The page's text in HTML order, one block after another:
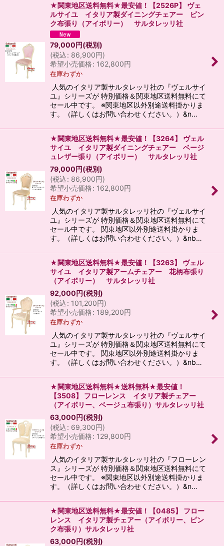
★関東地区送料無料★最安値！【2526P】 ヴェ
ルサイユ イタリア製ダイニングチェアー ピン
ク布張り（アイボリー） サルタレッリ社
79,000円(税別)
(税込: 86,900円)
希望小売価格: 162,800円
在庫わずか
人気のイタリア製サルタレッリ社の『ヴェルサイ
ユ』シリーズが 特別価格＆関東地区送料無料にて
セール中です。 ※関東地区以外別途送料掛かりま
す。（詳しくはお問い合わせください。）&n…
★関東地区送料無料★最安値！【3264】 ヴェル
サイユ イタリア製ダイニングチェアー ベージ
ュレザー張り（アイボリー） サルタレッリ社
79,000円(税別)
(税込: 86,900円)
希望小売価格: 162,800円
在庫わずか
人気のイタリア製サルタレッリ社の『ヴェルサイ
ユ』シリーズが 特別価格＆関東地区送料無料にて
セール中です。 関東地区以外別途送料掛かりま
す。（詳しくはお問い合わせください。）&nb…
★関東地区送料無料★最安値！【3263】 ヴェル
サイユ イタリア製アームチェアー 花柄布張り
（アイボリー） サルタレッリ社
92,000円(税別)
(税込: 101,200円)
希望小売価格: 189,200円
在庫わずか
人気のイタリア製サルタレッリ社の『ヴェルサイ
ユ』シリーズが 特別価格＆関東地区送料無料にて
セール中です。 関東地区以外別途送料掛かりま
す。（詳しくはお問い合わせください。）&nb…
★関東地区送料無料★送料無料★最安値！
【3508】 フローレンス イタリア製チェアー
（アイボリー、ベージュ布張り）サルタレッリ社
63,000円(税別)
(税込: 69,300円)
希望小売価格: 129,800円
在庫わずか
人気のイタリア製サルタレッリ社の『フローレン
ス』シリーズが 特別価格＆関東地区送料無料にて
セール中です。 ※関東地区以外別途送料掛かりま
す。（詳しくはお問い合わせください。）&n…
★関東地区送料無料★最安値！【0485】 フロー
レンス イタリア製チェアー（アイボリー、ピン
ク布張り）サルタレッリ社
63,000円(税別)